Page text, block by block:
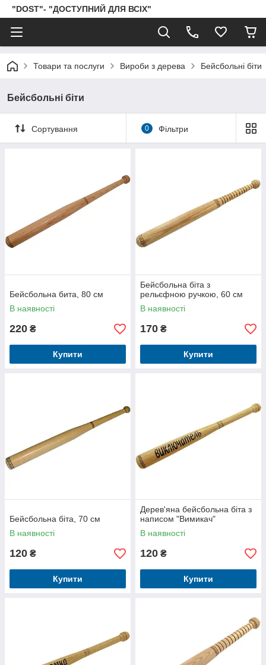
"DOST"- "ДОСТУПНИЙ ДЛЯ ВСІХ"
Товари та послуги Вироби з дерева Бейсбольні біти
Бейсбольні біти
Сортування 0 Фільтри
Бейсбольна бита, 80 см
В наявності
220 ₴
Купити
Бейсбольна біта з
рельєфною ручкою, 60 см
В наявності
170 ₴
Купити
Бейсбольна біта, 70 см
В наявності
120 ₴
Купити
Дерев'яна бейсбольна біта з
написом "Вимикач"
В наявності
120 ₴
Купити